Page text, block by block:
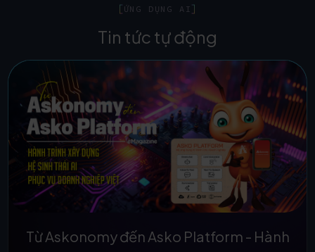
ỨNG DỤNG AI
Tin tức tự động
Từ Askonomy đến Asko Platform - Hành